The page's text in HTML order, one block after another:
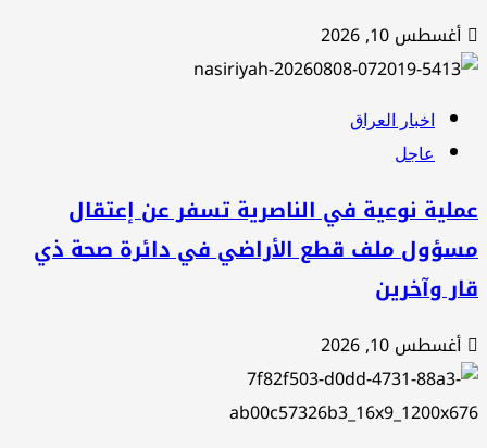
أغسطس 10, 2026
اخبار العراق
عاجل
نوعية في الناصرية تسفر عن إعتقال
ملف قطع الأراضي في دائرة صحة ذي
وآخرين
أغسطس 10, 2026